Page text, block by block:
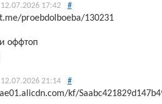
12.07.2026 17:42 #
proebdolboeba/130231
оффтоп
12.07.2026 21:14 #
kf/